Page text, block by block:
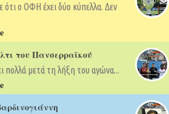
ότι ο ΟΦΗ έχει δύο κύπελλα. Δεν
του Πανσερραϊκού
πολλά μετά τη λήξη του αγώνα...